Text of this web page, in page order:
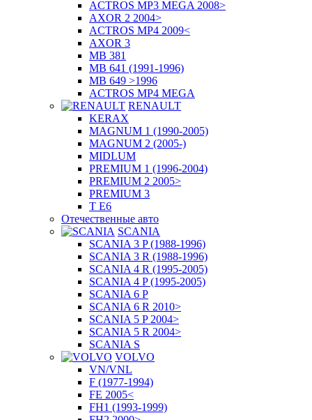
ACTROS MP3 MEGA 2008>
AXOR 2 2004>
ACTROS MP4 2009<
AXOR 3
MB 381
MB 641 (1991-1996)
MB 649 >1996
ACTROS MP4 MEGA
RENAULT
KERAX
MAGNUM 1 (1990-2005)
MAGNUM 2 (2005-)
MIDLUM
PREMIUM 1 (1996-2004)
PREMIUM 2 2005>
PREMIUM 3
T E6
Отечественные авто
SCANIA
SCANIA 3 P (1988-1996)
SCANIA 3 R (1988-1996)
SCANIA 4 R (1995-2005)
SCANIA 4 P (1995-2005)
SCANIA 6 P
SCANIA 6 R 2010>
SCANIA 5 P 2004>
SCANIA 5 R 2004>
SCANIA S
VOLVO
VN/VNL
F (1977-1994)
FE 2005<
FH1 (1993-1999)